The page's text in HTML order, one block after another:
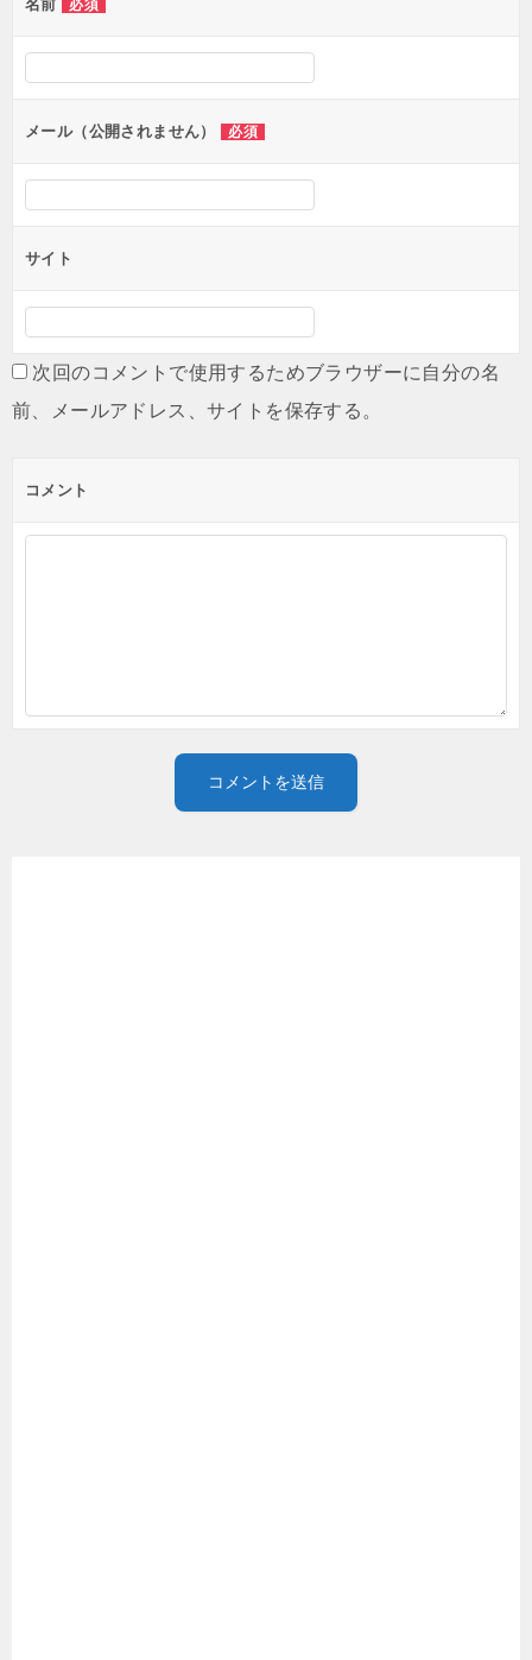
名前 必須
メール（公開されません） 必須
サイト
次回のコメントで使用するためブラウザーに自分の名
前、メールアドレス、サイトを保存する。
コメント